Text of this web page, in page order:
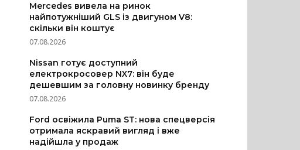
Mercedes вивела на ринок
найпотужніший GLS із двигуном V8:
скільки він коштує
07.08.2026
Nissan готує доступний
електрокросовер NX7: він буде
дешевшим за головну новинку бренду
07.08.2026
Ford освіжила Puma ST: нова спецверсія
отримала яскравий вигляд і вже
надійшла у продаж